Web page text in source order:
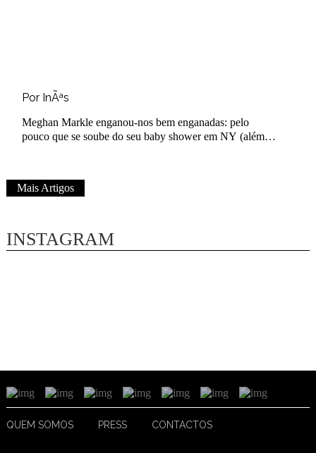
Por InÃªs
Meghan Markle enganou-nos bem enganadas: pelo
pouco que se soube do seu baby shower em NY (além
Mais Artigos
INSTAGRAM
QUEM SOMOS PRESS CONTACTOS